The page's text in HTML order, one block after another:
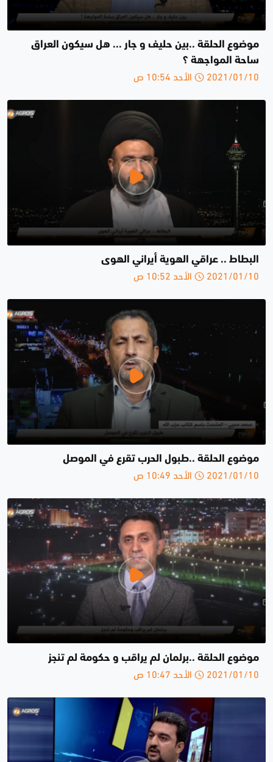
موضوع الحلقة ..بين حليف و جار ... هل سيكون العراق
ساحة المواجهة ؟
2021/01/10 الأحد 10:54 ص
البطاط .. عراقي الهوية أيراني الهوى
2021/01/10 الأحد 10:52 ص
موضوع الحلقة ..طبول الحرب تقرع في الموصل
2021/01/10 الأحد 10:49 ص
موضوع الحلقة ..برلمان لم يراقب و حكومة لم تنجز
2021/01/10 الأحد 10:47 ص